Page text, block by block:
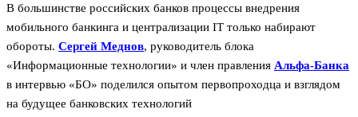
В большинстве российских банков процессы внедрения
мобильного банкинга и централизации IT только набирают
обороты. Сергей Меднов, руководитель блока
«Информационные технологии» и член правления Альфа-Банка
в интервью «БО» поделился опытом первопроходца и взглядом
на будущее банковских технологий